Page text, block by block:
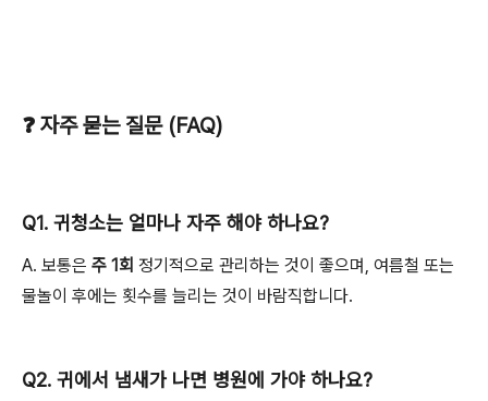
❓ 자주 묻는 질문 (FAQ)
Q1. 귀청소는 얼마나 자주 해야 하나요?
A. 보통은 주 1회 정기적으로 관리하는 것이 좋으며, 여름철 또는
물놀이 후에는 횟수를 늘리는 것이 바람직합니다.
Q2. 귀에서 냄새가 나면 병원에 가야 하나요?